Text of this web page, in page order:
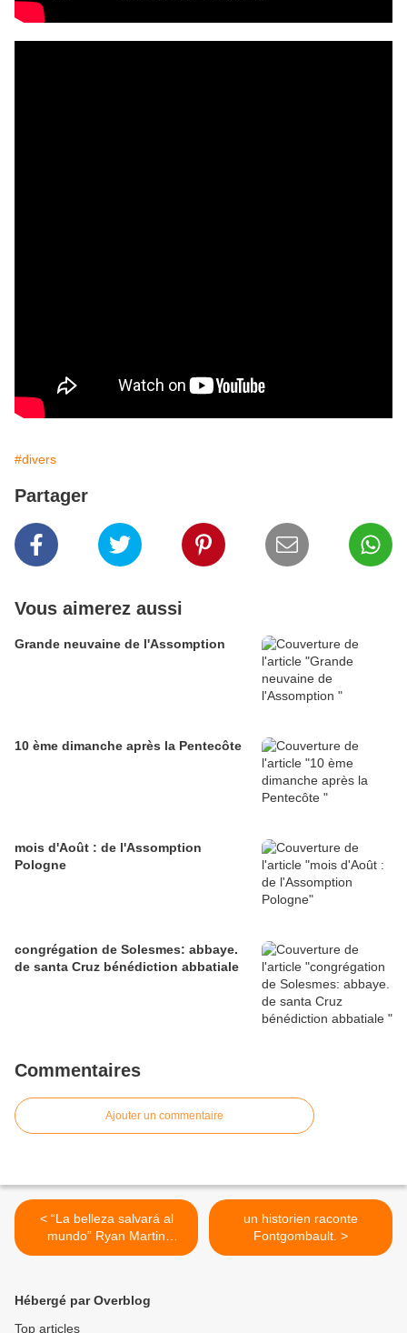
#divers
Partager
Vous aimerez aussi
Grande neuvaine de l'Assomption
10 ème dimanche après la Pentecôte
mois d'Août : de l'Assomption
Pologne
congrégation de Solesmes: abbaye.
de santa Cruz bénédiction abbatiale
Commentaires
Ajouter un commentaire
< “La belleza salvará al
mundo” Ryan Martin
Bradshaw, Vladimir
un historien raconte
Fontgombault. >
Hébergé par Overblog
Top articles